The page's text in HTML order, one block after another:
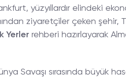
yüzyıllardır elindeki
ziyaretçiler çeken şehir,
Yerler rehberi hazırlayarak
Savaşı sırasında büyük